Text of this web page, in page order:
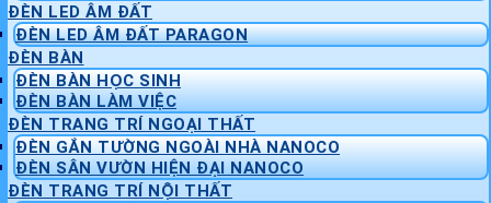
ĐÈN LED ÂM ĐẤT
ĐÈN LED ÂM ĐẤT PARAGON
ĐÈN BÀN
ĐÈN BÀN HỌC SINH
ĐÈN BÀN LÀM VIỆC
ĐÈN TRANG TRÍ NGOẠI THẤT
ĐÈN GẮN TƯỜNG NGOÀI NHÀ NANOCO
ĐÈN SÂN VƯỜN HIỆN ĐẠI NANOCO
ĐÈN TRANG TRÍ NỘI THẤT